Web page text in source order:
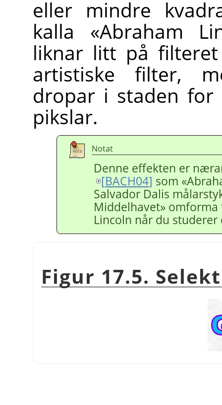
eller mindre
kalla «Abraham
liknar litt på
artistiske filter,
dropar i staden for
pikslar.
Notat
Denne effekten er
[BACH04] som
Salvador Dalis
Middelhavet»
Lincoln når du
Figur 17.5.